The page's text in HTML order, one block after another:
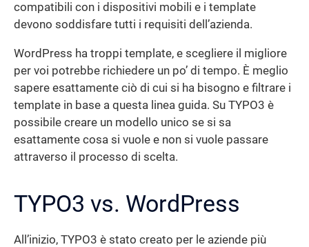
compatibili con i dispositivi mobili e i template
devono soddisfare tutti i requisiti dell’azienda.
WordPress ha troppi template, e scegliere il migliore
per voi potrebbe richiedere un po’ di tempo. È meglio
sapere esattamente ciò di cui si ha bisogno e filtrare i
template in base a questa linea guida. Su TYPO3 è
possibile creare un modello unico se si sa
esattamente cosa si vuole e non si vuole passare
attraverso il processo di scelta.
TYPO3 vs. WordPress
All’inizio, TYPO3 è stato creato per le aziende più